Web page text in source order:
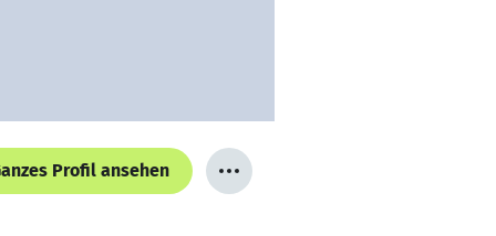
Profil ansehen